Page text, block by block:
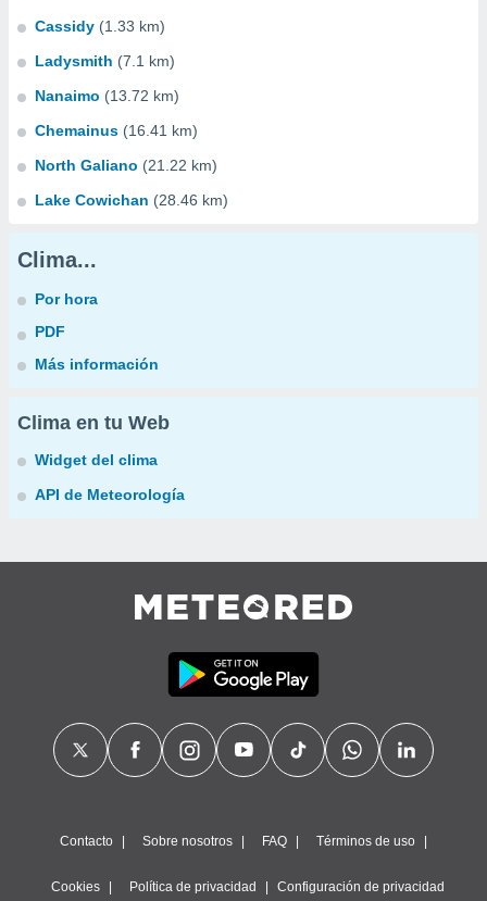
Cassidy (1.33 km)
Ladysmith (7.1 km)
Nanaimo (13.72 km)
Chemainus (16.41 km)
North Galiano (21.22 km)
Lake Cowichan (28.46 km)
Clima...
Por hora
PDF
Más información
Clima en tu Web
Widget del clima
API de Meteorología
Contacto Sobre nosotros FAQ Términos de uso
Cookies Política de privacidad Configuración de privacidad